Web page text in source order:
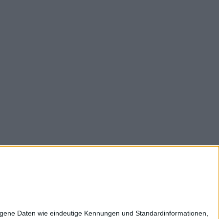
Daten wie eindeutige Kennungen und Standardinformationen,